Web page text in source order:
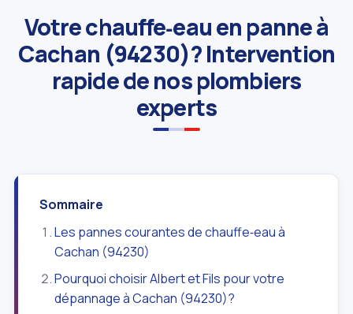
Votre chauffe‑eau en panne à
Cachan (94230)? Intervention
rapide de nos plombiers
experts
Sommaire
Les pannes courantes de chauffe‑eau à
Cachan (94230)
Pourquoi choisir Albert et Fils pour votre
dépannage à Cachan (94230)?